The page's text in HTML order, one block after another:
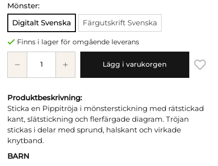
Mönster:
Digitalt Svenska
Färgutskrift Svenska
Finns i lager för omgående leverans
Lägg i varukorgen
Produktbeskrivning:
Sticka en Pippitröja i mönsterstickning med rätstickad
kant, slätstickning och flerfärgade diagram. Tröjan
stickas i delar med sprund, halskant och virkade
knytband.
BARN